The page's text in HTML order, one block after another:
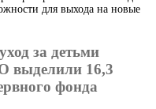
для выхода на новые
за детьми
выделили 16,3
фонда